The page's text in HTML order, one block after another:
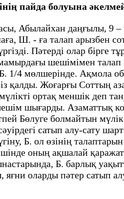
пайда болуына
Абылайхан даңғылы, 9 –
Ш. - ға талап арызбен
Пәтерді олар бірге
шешімімен талап
1/4 мөлшерінде. Ақмола
қалды. Жоғарғы Соттың
ортақ меншік деп
шығарды. Азаматтық
Бөлуге болмайтын
сатып алу-сату
Б. ол өзінің
оның ақшалай
Б. барлық
оларды пәтер сатып